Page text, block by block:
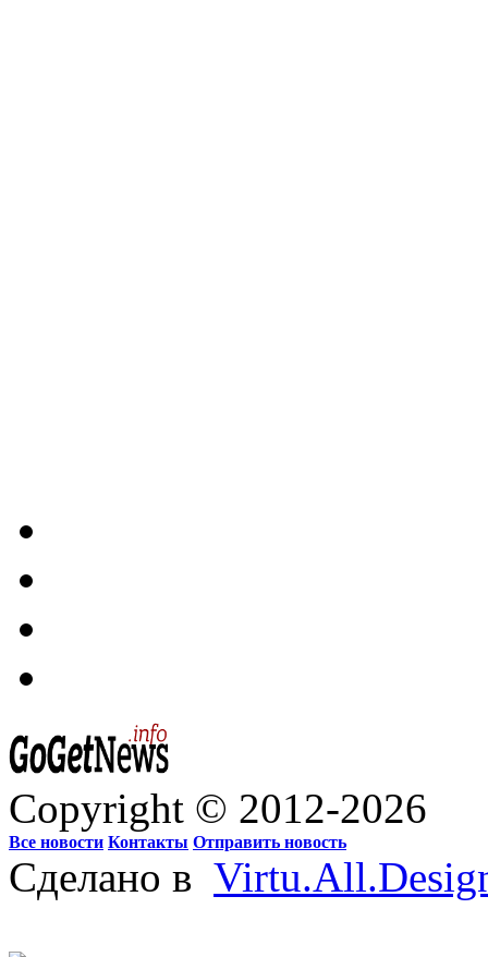
Copyright © 2012-2026
Все новости Контакты Отправить новость
Сделано в